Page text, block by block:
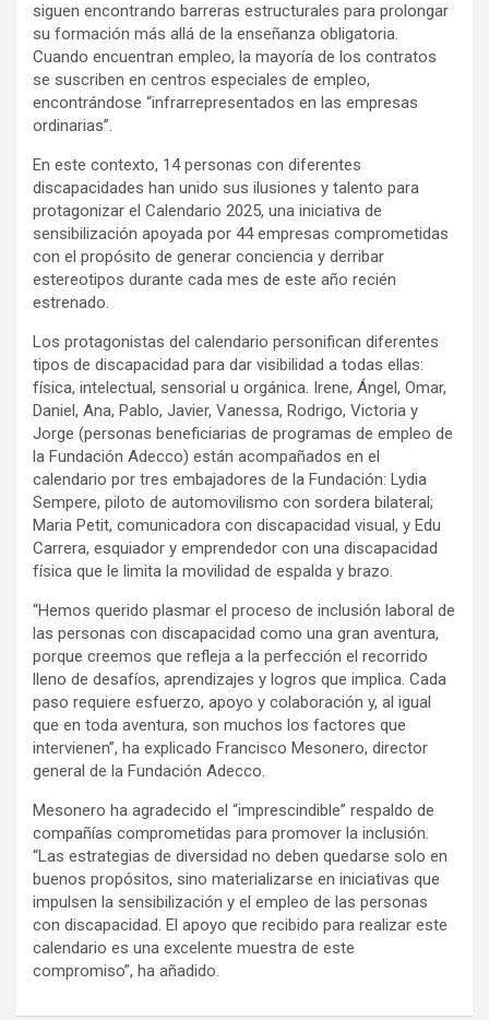
siguen encontrando barreras estructurales para prolongar
su formación más allá de la enseñanza obligatoria.
Cuando encuentran empleo, la mayoría de los contratos
se suscriben en centros especiales de empleo,
encontrándose “infrarrepresentados en las empresas
ordinarias”.
En este contexto, 14 personas con diferentes
discapacidades han unido sus ilusiones y talento para
protagonizar el Calendario 2025, una iniciativa de
sensibilización apoyada por 44 empresas comprometidas
con el propósito de generar conciencia y derribar
estereotipos durante cada mes de este año recién
estrenado.
Los protagonistas del calendario personifican diferentes
tipos de discapacidad para dar visibilidad a todas ellas:
física, intelectual, sensorial u orgánica. Irene, Ángel, Omar,
Daniel, Ana, Pablo, Javier, Vanessa, Rodrigo, Victoria y
Jorge (personas beneficiarias de programas de empleo de
la Fundación Adecco) están acompañados en el
calendario por tres embajadores de la Fundación: Lydia
Sempere, piloto de automovilismo con sordera bilateral;
Maria Petit, comunicadora con discapacidad visual, y Edu
Carrera, esquiador y emprendedor con una discapacidad
física que le limita la movilidad de espalda y brazo.
“Hemos querido plasmar el proceso de inclusión laboral de
las personas con discapacidad como una gran aventura,
porque creemos que refleja a la perfección el recorrido
lleno de desafíos, aprendizajes y logros que implica. Cada
paso requiere esfuerzo, apoyo y colaboración y, al igual
que en toda aventura, son muchos los factores que
intervienen”, ha explicado Francisco Mesonero, director
general de la Fundación Adecco.
Mesonero ha agradecido el “imprescindible” respaldo de
compañías comprometidas para promover la inclusión.
“Las estrategias de diversidad no deben quedarse solo en
buenos propósitos, sino materializarse en iniciativas que
impulsen la sensibilización y el empleo de las personas
con discapacidad. El apoyo que recibido para realizar este
calendario es una excelente muestra de este
compromiso”, ha añadido.